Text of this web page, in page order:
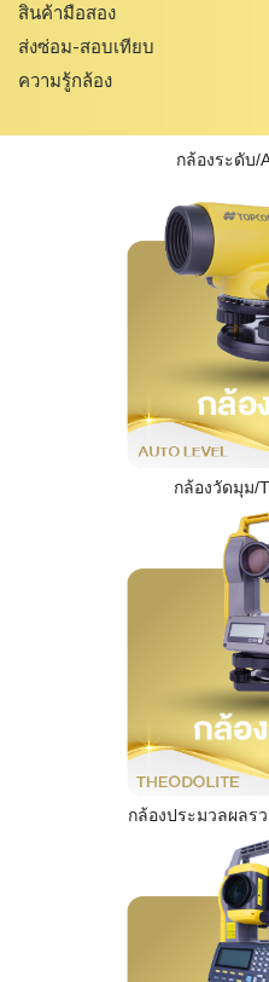
สินค้ามือสอง
ส่งซ่อม-สอบเทียบ
ความรู้กล้อง
กล้องระดับ/
กล้องวัดมุม/
กล้องประมวลผลรว